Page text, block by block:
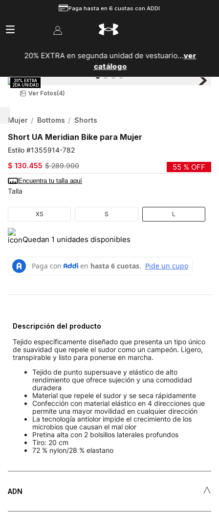
Paga hasta en 6 cuotas con ADDI
20% EXTRA en segunda unidad de vestuario...ver
catálogo
Ver Fotos(4)
Mujer Bottoms Shorts
Short UA Meridian Bike para Mujer
1355914-782
$ 130.455 $ 289.900 55 % OFF
Encuentra tu talla aquí
Talla
XS S L
Quedan 1 unidades disponibles
Descripción del producto
Tejido específicamente diseñado que presenta un tipo único
de suavidad que repele el sudor como un campeón. Ligero,
transpirable y listo para ponerse en marcha.
Tejido de punto supersuave y elástico de alto
rendimiento que ofrece sujeción y una comodidad
duradera
Material que repele el sudor y se seca rápidamente
Confección con material elástico en 4 direcciones que
permite una mayor movilidad en cualquier dirección
La tecnología antiolor impide el crecimiento de los
microbios que causan el mal olor
Pretina alta con 2 bolsillos laterales profundos
Tiro: 20 cm
72 % nylon/28 % elastano
ADN ˄